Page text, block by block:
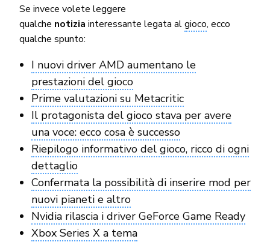
Se invece volete leggere
qualche notizia interessante legata algioco, ecco
qualche spunto:
I nuovi driver AMD aumentano le
prestazioni del gioco
Prime valutazioni su Metacritic
Il protagonista del gioco stava per avere
una voce: ecco cosa è successo
Riepilogo informativo del gioco, ricco di ogni
dettaglio
Confermata la possibilità di inserire mod per
nuovi pianeti e altro
Nvidia rilascia i driver GeForce Game Ready
Xbox Series X a tema